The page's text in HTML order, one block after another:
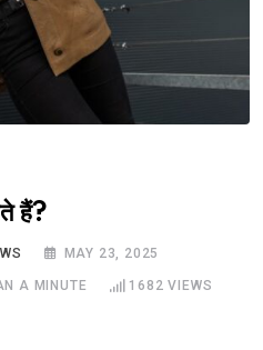
हैं?
MAY 23, 2025
A MINUTE 1682 VIEWS